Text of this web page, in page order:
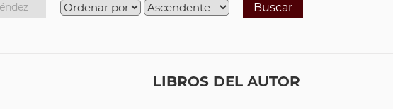
Buscar
LIBROS DEL AUTOR